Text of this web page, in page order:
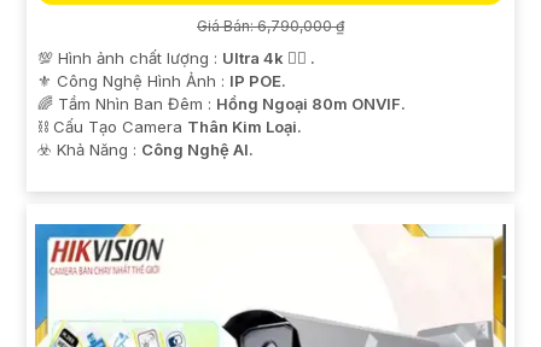
Giá Bán: 6,790,000 ₫
💯 Hình ảnh chất lượng : Ultra 4k 👍🏾 .
⚜️ Công Nghệ Hình Ảnh : IP POE.
🌈 Tầm Nhìn Ban Đêm : Hồng Ngoại 80m ONVIF.
⛓ Cấu Tạo Camera Thân Kim Loại.
️☣️ Khả Năng : Công Nghệ AI.